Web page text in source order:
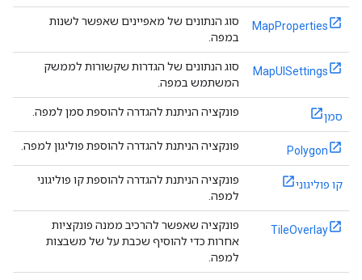
MapProperties
סוג הנתונים של מאפיינים שאפשר לשנות
במפה.
MapUISettings
סוג הנתונים של הגדרות שקשורות לממשק
המשתמש במפה.
סמן פונקציה הניתנת להגדרה להוספת סמן למפה.
Polygon פונקציה הניתנת להגדרה להוספת פוליגון למפה.
קו פוליגוני
פונקציה הניתנת להגדרה להוספת קו פוליגוני
למפה.
TileOverlay
פונקציה שאפשר להרכיב ממנה פונקציות
אחרות כדי להוסיף שכבת על של משבצות
למפה.